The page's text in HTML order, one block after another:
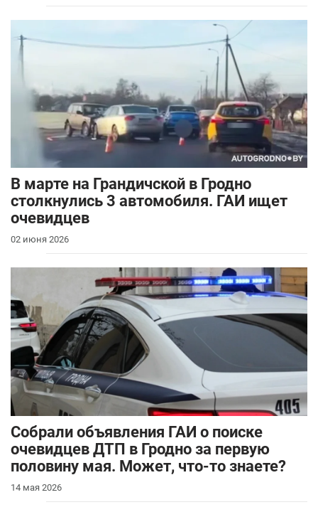
В марте на Грандичской в Гродно
столкнулись 3 автомобиля. ГАИ ищет
очевидцев
02 июня 2026
Собрали объявления ГАИ о поиске
очевидцев ДТП в Гродно за первую
половину мая. Может, что-то знаете?
14 мая 2026